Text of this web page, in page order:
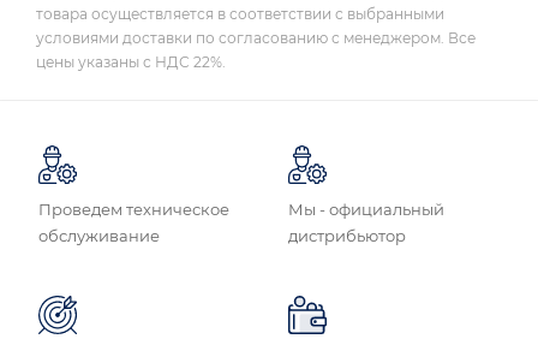
товара осуществляется в соответствии с выбранными
условиями доставки по согласованию с менеджером. Все
цены указаны с НДС 22%.
Проведем техническое
обслуживание
Мы - официальный
дистрибьютор